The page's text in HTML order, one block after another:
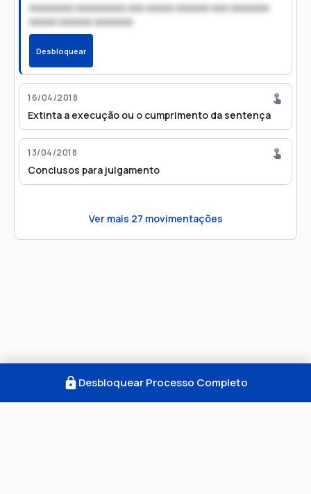
xxxxxxxx xxxxxxxxx xxx xxxxx xxxxxx xxx xxxxxxx
xxxxx xxxxxx xxxxxxx
Desbloquear
16/04/2018
Extinta a execução ou o cumprimento da sentença
13/04/2018
Conclusos para julgamento
Ver mais 27 movimentações
Desbloquear Processo Completo